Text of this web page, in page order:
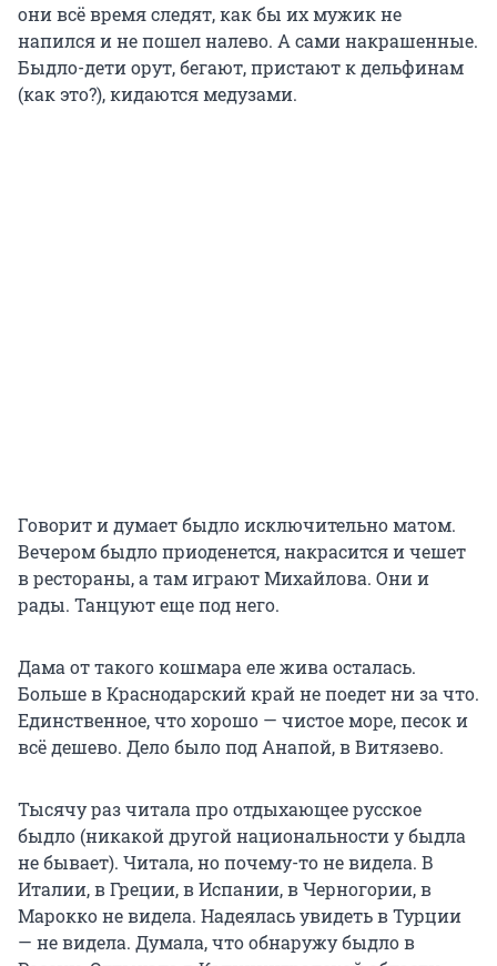
они всё время следят, как бы их мужик не
напился и не пошел налево. А сами накрашенные.
Быдло-дети орут, бегают, пристают к дельфинам
(как это?), кидаются медузами.
Говорит и думает быдло исключительно матом.
Вечером быдло приоденется, накрасится и чешет
в рестораны, а там играют Михайлова. Они и
рады. Танцуют еще под него.
Дама от такого кошмара еле жива осталась.
Больше в Краснодарский край не поедет ни за что.
Единственное, что хорошо — чистое море, песок и
всё дешево. Дело было под Анапой, в Витязево.
Тысячу раз читала про отдыхающее русское
быдло (никакой другой национальности у быдла
не бывает). Читала, но почему-то не видела. В
Италии, в Греции, в Испании, в Черногории, в
Марокко не видела. Надеялась увидеть в Турции
— не видела. Думала, что обнаружу быдло в